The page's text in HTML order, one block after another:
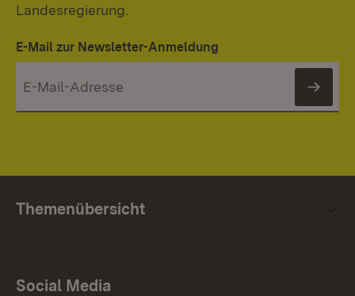
Landesregierung.
E-Mail zur Newsletter-Anmeldung
Themenübersicht
Social Media